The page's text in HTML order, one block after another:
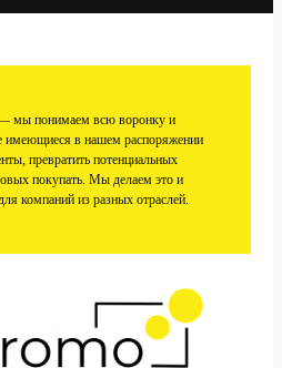
— мы понимаем всю воронку и
имеющиеся в нашем распоряжении
превратить потенциальных
покупать. Мы делаем это и
компаний из разных отраслей.